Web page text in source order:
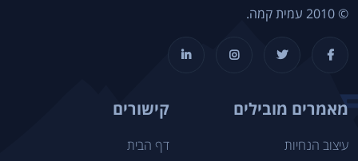
© 2010 עמית קמה.
מאמרים מובילים
עיצוב הנחיות
קישורים
דף הבית